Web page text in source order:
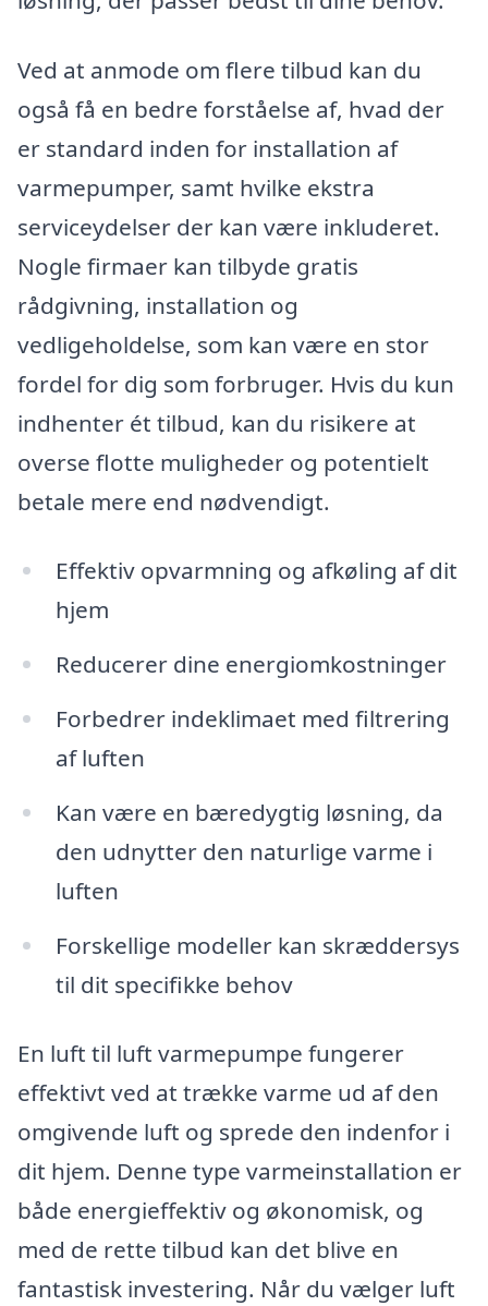
Ved at anmode om flere tilbud kan du
også få en bedre forståelse af, hvad der
er standard inden for installation af
varmepumper, samt hvilke ekstra
serviceydelser der kan være inkluderet.
Nogle firmaer kan tilbyde gratis
rådgivning, installation og
vedligeholdelse, som kan være en stor
fordel for dig som forbruger. Hvis du kun
indhenter ét tilbud, kan du risikere at
overse flotte muligheder og potentielt
betale mere end nødvendigt.
Effektiv opvarmning og afkøling af dit
hjem
Reducerer dine energiomkostninger
Forbedrer indeklimaet med filtrering
af luften
Kan være en bæredygtig løsning, da
den udnytter den naturlige varme i
luften
Forskellige modeller kan skræddersys
til dit specifikke behov
En luft til luft varmepumpe fungerer
effektivt ved at trække varme ud af den
omgivende luft og sprede den indenfor i
dit hjem. Denne type varmeinstallation er
både energieffektiv og økonomisk, og
med de rette tilbud kan det blive en
fantastisk investering. Når du vælger luft